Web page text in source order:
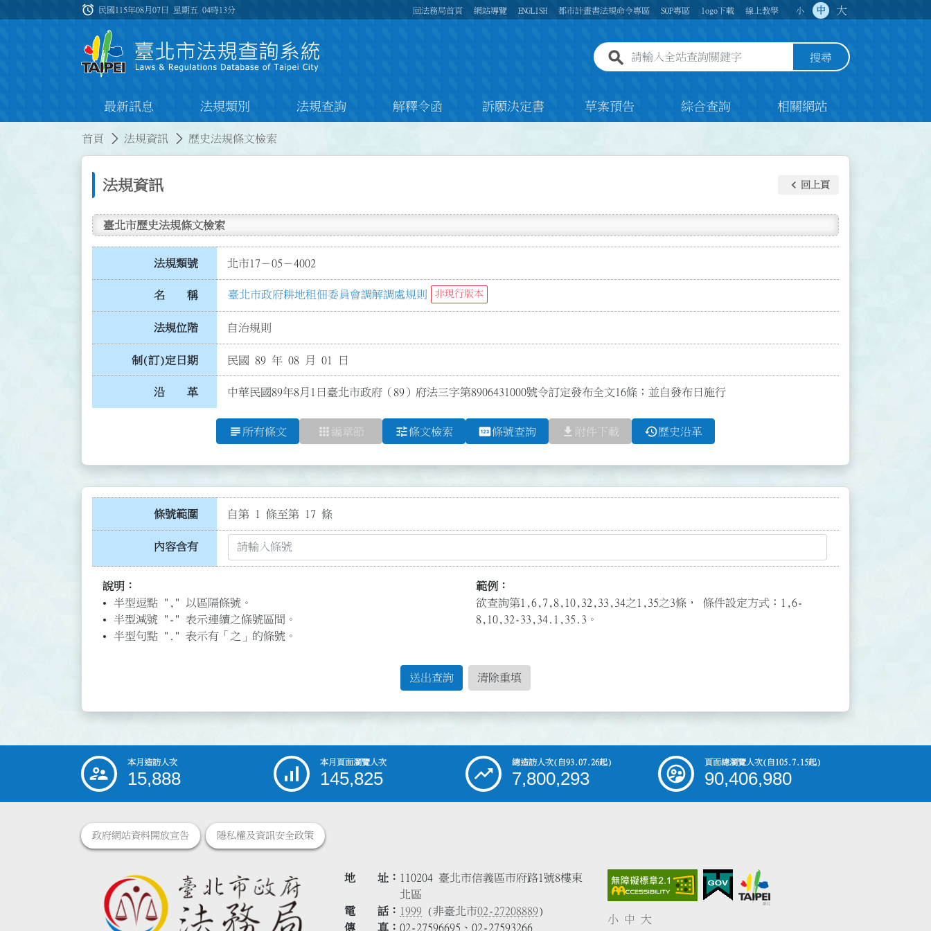
:::
alarm 民國115年08月07日 星期五04時13分 回法務局首頁 網站導覽 ENGLISH 都市計畫書法規命令專區 SOP專區 logo下載 線上教學 小 中 大
全站查詢關鍵字欄位 搜尋
最新訊息 法規類別 法規查詢 解釋令函 訴願決定書 草案預告 綜合查詢 相關網站
首頁 法規資訊 歷史法規條文檢索
法規資訊 keyboard_arrow_left 回上頁
臺北市歷史法規條文檢索
法規類號 北市17－05－4002
名 稱 臺北市政府耕地租佃委員會調解調處規則 非現行版本
法規位階 自治規則
制(訂)定日期 民國 89 年 08 月 01 日
沿 革 中華民國89年8月1日臺北市政府（89）府法三字第8906431000號令訂定發布全文16條；並自發布日施行
subject 所有條文 apps 編章節 tune條文檢索 pin條號查詢 file_download 附件下載 history歷史沿革
條號範圍 自第 1 條至第 17 條
內容含有
說明：
半型逗點 "," 以區隔條號。
半型減號 "-" 表示連續之條號區間。
半型句點 "." 表示有「之」的條號。
範例：
欲查詢第1,6,7,8,10,32,33,34之1,35之3條， 條件設定方式：1,6-
8,10,32-33,34.1,35.3。
送出查詢 清除重填
::: 本月造訪人次
15,888
本月頁面瀏覽人次
145,825
總造訪人次(自93.07.26起)
7,800,293
頁面總瀏覽人次(自105.7.15起)
90,406,980
政府網站資料開放宣告 隱私權及資訊安全政策
地 址
110204 臺北市信義區市府路1號8樓東
北區
電 話
1999 (非臺北市02-27208889)
傳 真
02-27596695、02-27593266
小 中 大